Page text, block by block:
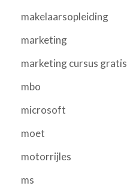
makelaarsopleiding
marketing
marketing cursus gratis
mbo
microsoft
moet
motorrijles
ms